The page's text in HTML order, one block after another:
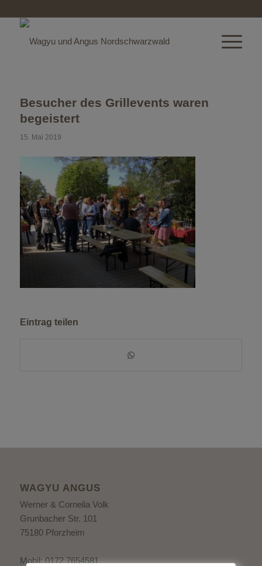
Besucher des Grillevents waren
begeistert
15. Mai 2019
Eintrag teilen
WAGYU ANGUS
Werner & Cornelia Volk
Grunbacher Str. 101
75180 Pforzheim
Mobil: 0172 7654581